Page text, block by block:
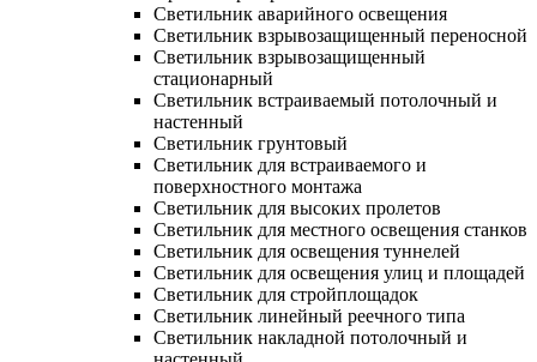
Светильник аварийного освещения
Светильник взрывозащищенный переносной
Светильник взрывозащищенный
стационарный
Светильник встраиваемый потолочный и
настенный
Светильник грунтовый
Светильник для встраиваемого и
поверхностного монтажа
Светильник для высоких пролетов
Светильник для местного освещения станков
Светильник для освещения туннелей
Светильник для освещения улиц и площадей
Светильник для стройплощадок
Светильник линейный реечного типа
Светильник накладной потолочный и